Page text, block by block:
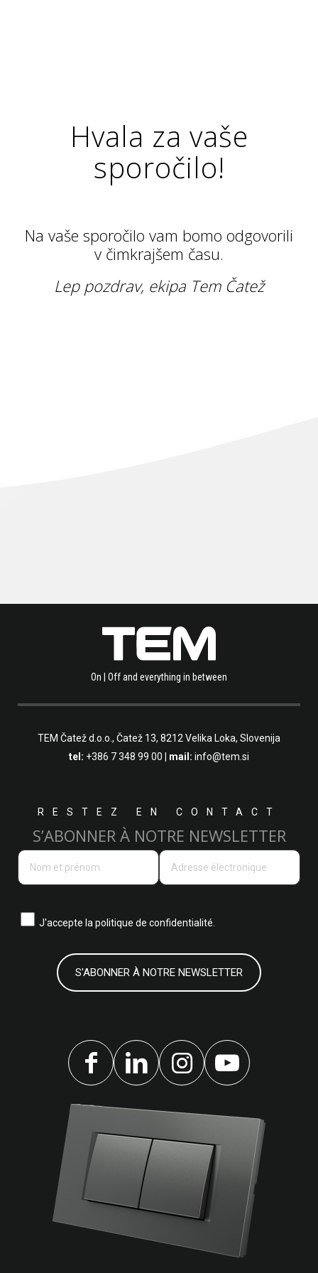
Hvala za vaše
sporočilo!
Na vaše sporočilo vam bomo odgovorili
v čimkrajšem času.
Lep pozdrav, ekipa Tem Čatež
On | Off and everything in between
TEM Čatež d.o.o., Čatež 13, 8212 Velika Loka, Slovenija
tel: +386 7 348 99 00 | mail: info@tem.si
RESTEZ EN CONTACT
S’ABONNER À NOTRE NEWSLETTER
J'accepte la politique de confidentialité.